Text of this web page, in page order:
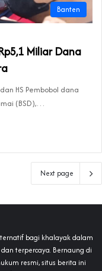
Banten
Miliar Dana
HS Pembobol dana
(BSD),…
Next page
bagi khalayak dalam
terpercaya. Bernaung di
resmi, situs berita ini